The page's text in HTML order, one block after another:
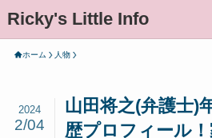
Ricky's Little Info
ホーム 人物
山田将之(弁護士)
歴プロフィール
2024
2/04